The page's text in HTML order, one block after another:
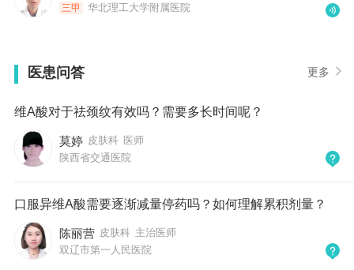
三甲 华北理工大学附属医院
医患问答 更多
维A酸对于祛颈纹有效吗？需要多长时间呢？
莫婷 皮肤科 医师
陕西省交通医院
口服异维A酸需要逐渐减量停药吗？如何理解累积剂量？
陈丽营 皮肤科 主治医师
双辽市第一人民医院